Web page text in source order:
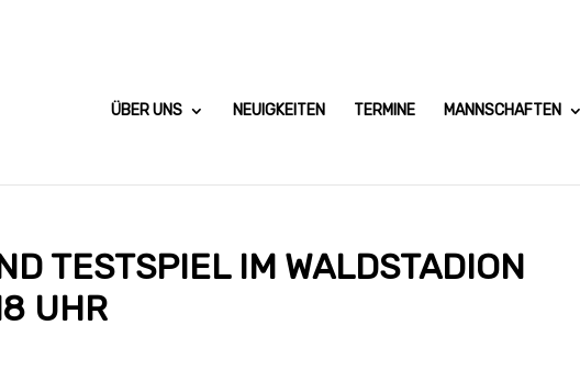
ÜBER UNS NEUIGKEITEN TERMINE MANNSCHAFTEN
TESTSPIEL IM WALDSTADION
UHR